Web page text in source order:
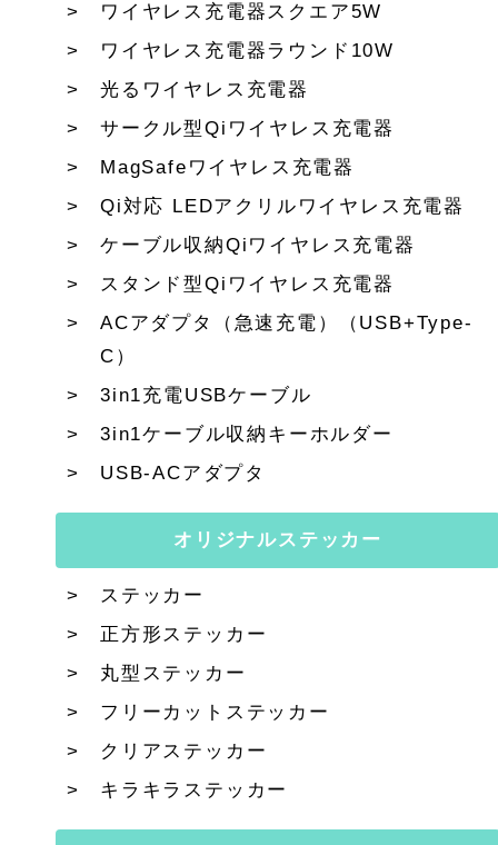
ワイヤレス充電器スクエア5W
ワイヤレス充電器ラウンド10W
光るワイヤレス充電器
サークル型Qiワイヤレス充電器
MagSafeワイヤレス充電器
Qi対応 LEDアクリルワイヤレス充電器
ケーブル収納Qiワイヤレス充電器
スタンド型Qiワイヤレス充電器
ACアダプタ（急速充電）（USB+Type-
C）
3in1充電USBケーブル
3in1ケーブル収納キーホルダー
USB-ACアダプタ
オリジナルステッカー
ステッカー
正方形ステッカー
丸型ステッカー
フリーカットステッカー
クリアステッカー
キラキラステッカー